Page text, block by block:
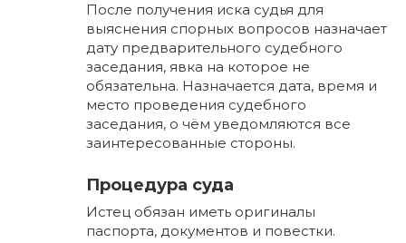
После получения иска судья для
выяснения спорных вопросов назначает
дату предварительного судебного
заседания, явка на которое не
обязательна. Назначается дата, время и
место проведения судебного
заседания, о чём уведомляются все
заинтересованные стороны.
Процедура суда
Истец обязан иметь оригиналы
паспорта, документов и повестки.